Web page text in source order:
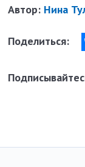
Автор: Нина
Поделиться: